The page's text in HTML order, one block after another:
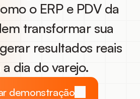
o ERP e PDV da
transformar sua
resultados reais
dia do varejo.
demonstração